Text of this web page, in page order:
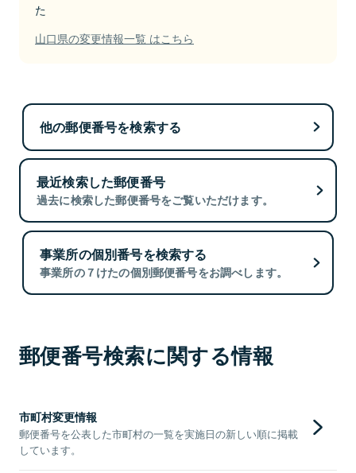
た
山口県の変更情報一覧 はこちら
他の郵便番号を検索する
最近検索した郵便番号
過去に検索した郵便番号をご覧いただけます。
事業所の個別番号を検索する
事業所の７けたの個別郵便番号をお調べします。
郵便番号検索に関する情報
市町村変更情報
郵便番号を公表した市町村の一覧を実施日の新しい順に掲載
しています。